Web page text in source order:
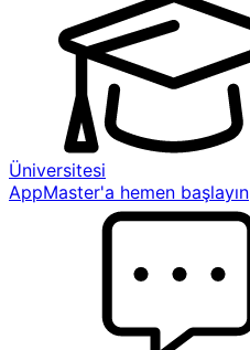
Üniversitesi
AppMaster'a hemen başlayın